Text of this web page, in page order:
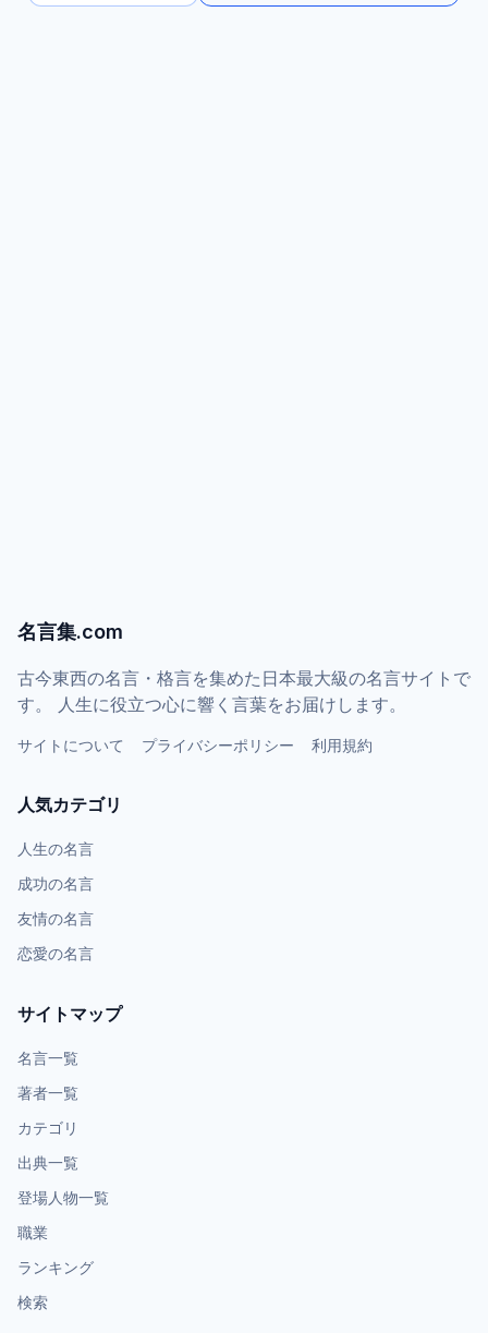
名言集.com
古今東西の名言・格言を集めた日本最大級の名言サイトで
す。 人生に役立つ心に響く言葉をお届けします。
サイトについて プライバシーポリシー 利用規約
人気カテゴリ
人生の名言
成功の名言
友情の名言
恋愛の名言
サイトマップ
名言一覧
著者一覧
カテゴリ
出典一覧
登場人物一覧
職業
ランキング
検索